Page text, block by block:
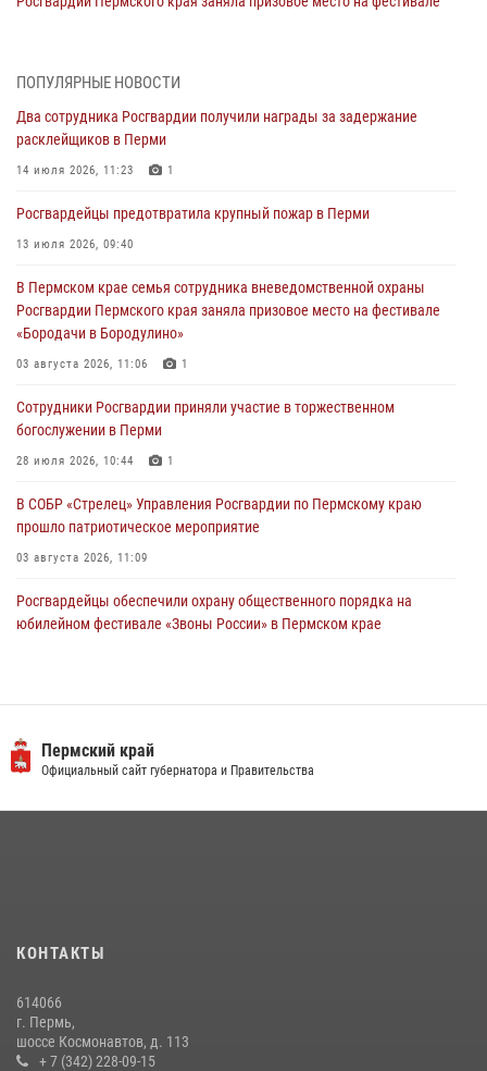
юных спортсменов
03 августа 2026, 10:59
30 июля 2026, 05:19
богослужении в Перми
28 июля 2026, 10:44
Росгвардейцы оказали силовую поддержку при задержании
28 июля 2026, 06:15
ПОПУЛЯРНЫЕ НОВОСТИ
Два сотрудника Росгвардии получили награды за задержание
расклейщиков в Перми
14 июля 2026, 11:23 1
Росгвардейцы предотвратила крупный пожар в Перми
13 июля 2026, 09:40
В Пермском крае семья сотрудника вневедомственной охраны
Росгвардии Пермского края заняла призовое место на фестивале
«Бородачи в Бородулино»
03 августа 2026, 11:06 1
Сотрудники Росгвардии приняли участие в торжественном
богослужении в Перми
28 июля 2026, 10:44 1
В СОБР «Стрелец» Управления Росгвардии по Пермскому краю
прошло патриотическое мероприятие
03 августа 2026, 11:09
Росгвардейцы обеспечили охрану общественного порядка на
юбилейном фестивале «Звоны России» в Пермском крае
ветеринарно-санитарной службы с годовщиной образования
13 июля 2026, 10:43
Росгвардеец спас тонущую женщину в Пермском крае
09 июля 2026, 06:36
17 июля 2026, 10:34
Пермский край
Официальный сайт губернатора и Правительства
КОНТАКТЫ
614066
г. Пермь,
шоссе Космонавтов, д. 113
+ 7 (342) 228-09-15